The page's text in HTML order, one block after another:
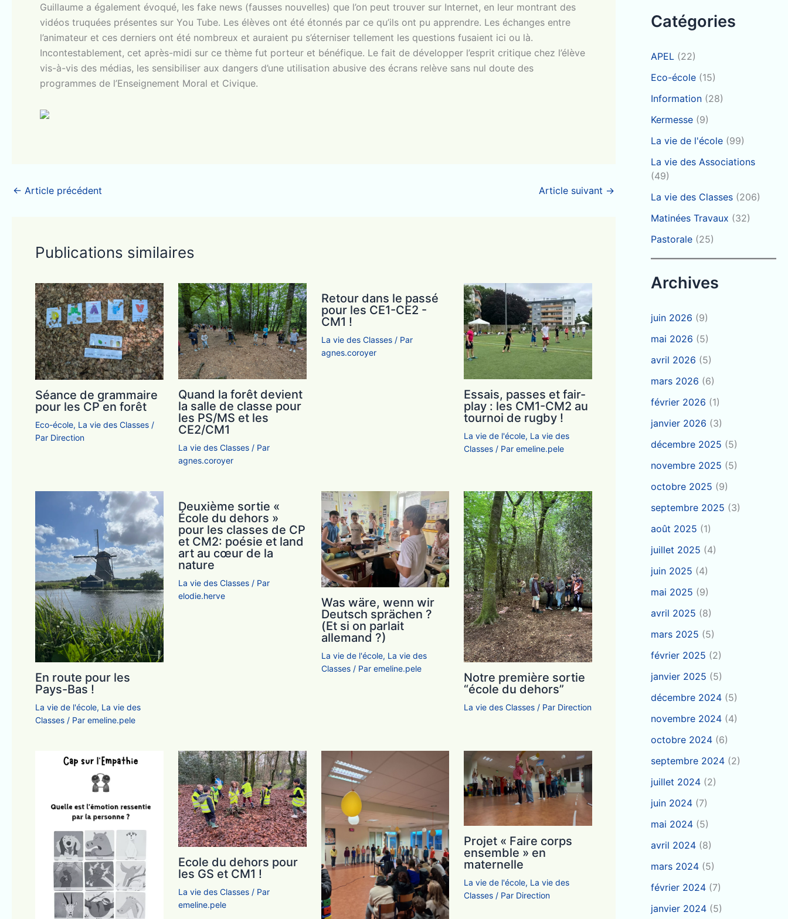
Guillaume a également évoqué, les fake news (fausses nouvelles) que l’on peut trouver sur Internet, en leur montrant des
vidéos truquées présentes sur You Tube. Les élèves ont été étonnés par ce qu’ils ont pu apprendre. Les échanges entre
l’animateur et ces derniers ont été nombreux et auraient pu s’éterniser tellement les questions fusaient ici ou là.
Incontestablement, cet après-midi sur ce thème fut porteur et bénéfique. Le fait de développer l’esprit critique chez l’élève
vis-à-vis des médias, les sensibiliser aux dangers d’une utilisation abusive des écrans relève sans nul doute des
programmes de l’Enseignement Moral et Civique.
← Article précédent Article suivant →
Publications similaires
Séance de grammaire
pour les CP en forêt
Eco-école, La vie des Classes /
Par Direction
Quand la forêt devient
la salle de classe pour
les PS/MS et les
CE2/CM1
La vie des Classes/ Par
agnes.coroyer
Retour dans le passé
pour les CE1-CE2 -
CM1 !
La vie des Classes/ Par
agnes.coroyer
Essais, passes et fair-
play : les CM1-CM2 au
tournoi de rugby !
La vie de l'école, La vie des
Classes / Paremeline.pele
En route pour les
Pays-Bas !
La vie de l'école, La vie des
Classes / Par emeline.pele
Deuxième sortie «
École du dehors »
pour les classes de CP
et CM2: poésie et land
art au cœur de la
nature
La vie des Classes/ Par
elodie.herve
Was wäre, wenn wir
Deutsch sprächen ?
(Et si on parlait
allemand ?)
La vie de l'école, La vie des
Classes/ Par emeline.pele
Notre première sortie
“école du dehors”
La vie des Classes / Par Direction
Ecole du dehors pour
les GS et CM1 !
La vie des Classes/ Par
emeline.pele
Projet « Faire corps
ensemble » en
maternelle
La vie de l'école, La vie des
Classes / Par Direction
Catégories
APEL (22)
Eco-école (15)
Information (28)
Kermesse (9)
La vie de l'école (99)
La vie des Associations
(49)
La vie des Classes (206)
Matinées Travaux (32)
Pastorale (25)
Archives
juin 2026 (9)
mai 2026 (5)
avril 2026 (5)
mars 2026 (6)
février 2026 (1)
janvier 2026 (3)
décembre 2025 (5)
novembre 2025 (5)
octobre 2025 (9)
septembre 2025 (3)
août 2025 (1)
juillet 2025 (4)
juin 2025 (4)
mai 2025 (9)
avril 2025 (8)
mars 2025 (5)
février 2025 (2)
janvier 2025 (5)
décembre 2024 (5)
novembre 2024 (4)
octobre 2024 (6)
septembre 2024 (2)
juillet 2024 (2)
juin 2024 (7)
mai 2024 (5)
avril 2024 (8)
mars 2024 (5)
février 2024 (7)
janvier 2024 (5)